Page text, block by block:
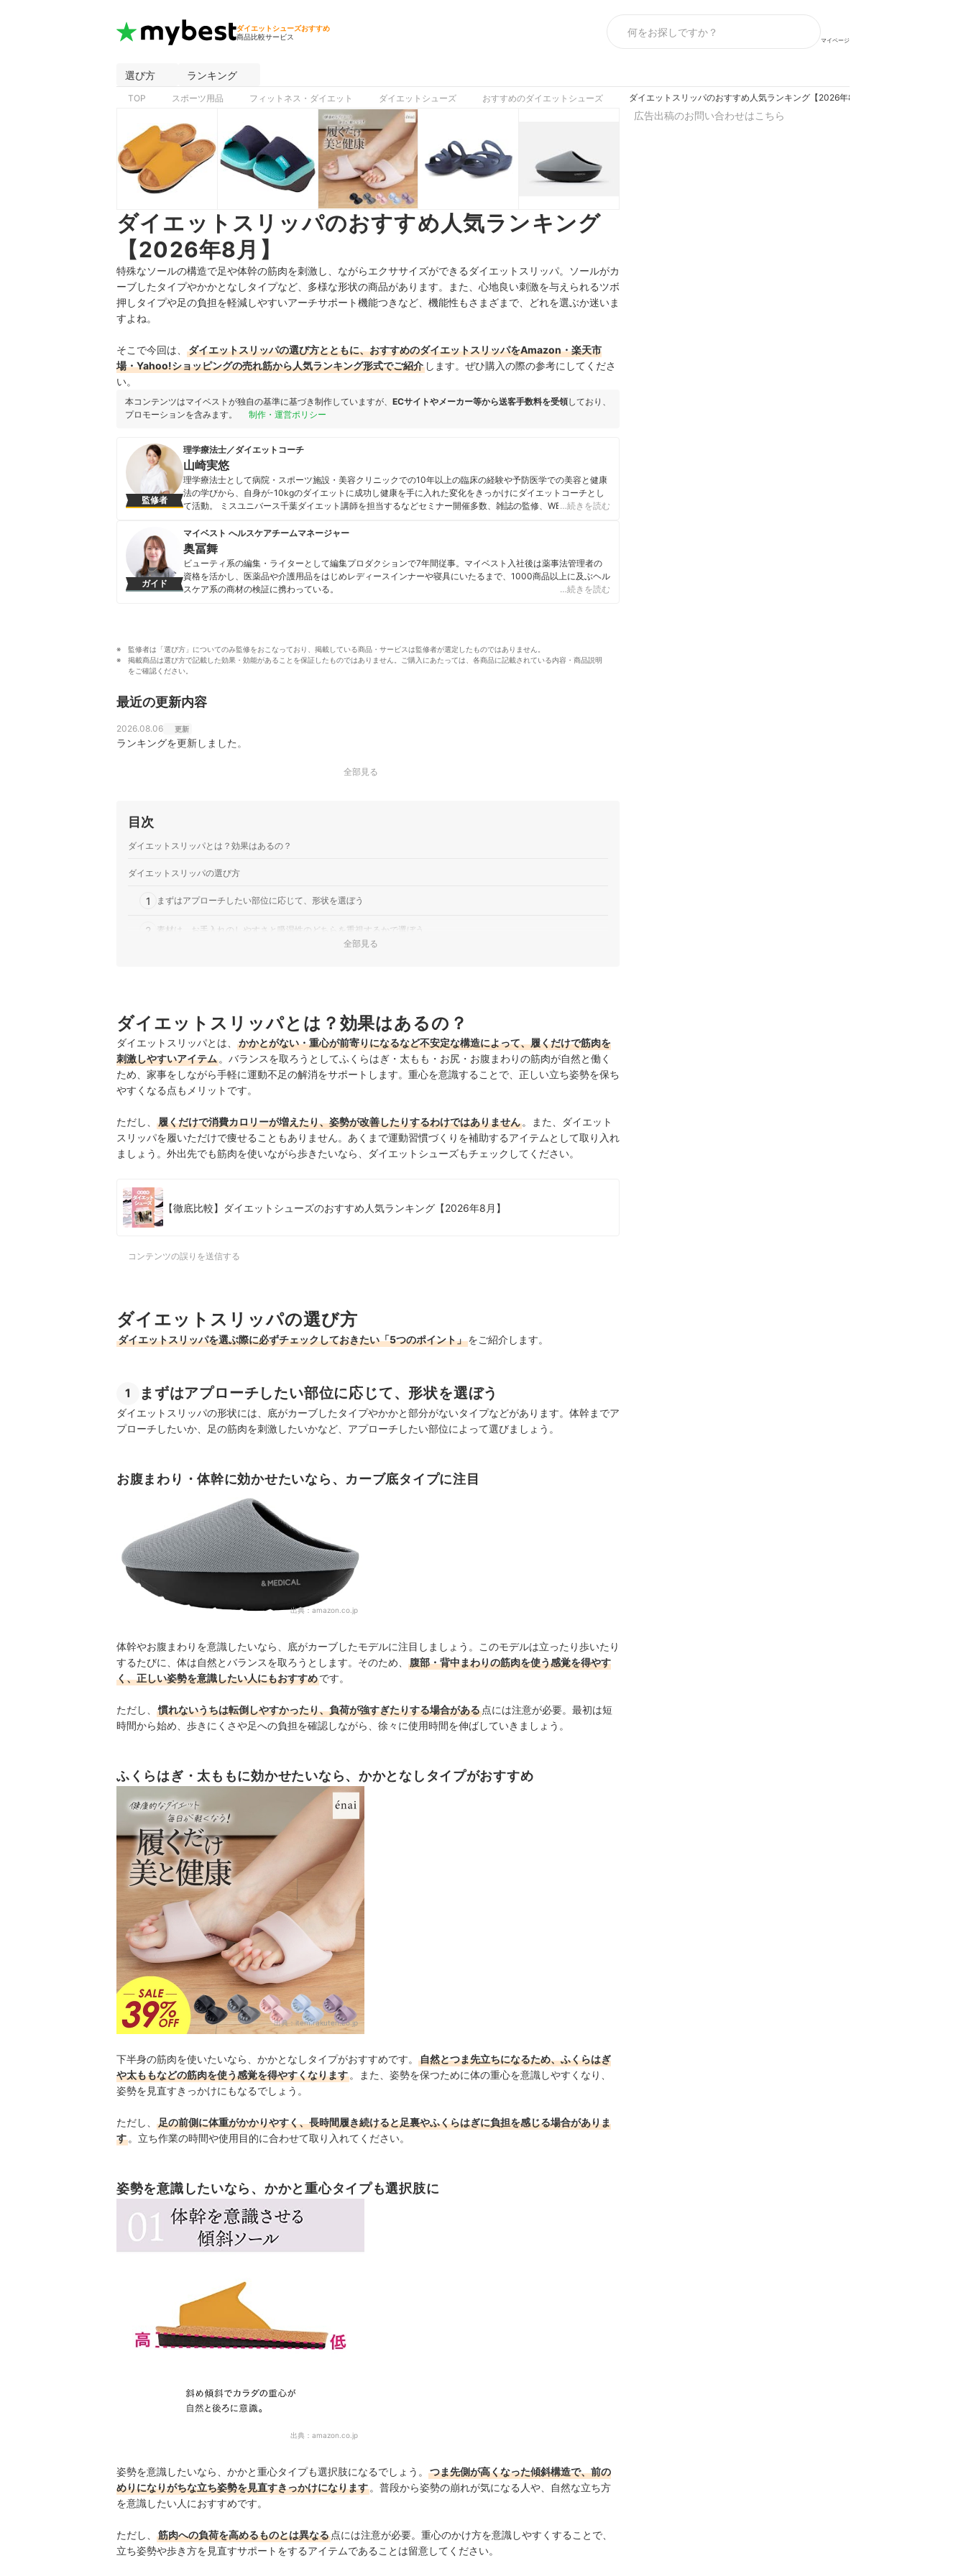
ダイエットシューズおすすめ
商品比較サービス
マイページ
選び方 ランキング
TOP スポーツ用品 フィットネス・ダイエット ダイエットシューズ おすすめのダイエットシューズ ダイエットスリッパのおすすめ人気ランキング【2026年8月】
ダイエットスリッパのおすすめ人気ランキング
【2026年8月】
特殊なソールの構造で足や体幹の筋肉を刺激し、ながらエクササイズができるダイエットスリッパ。ソールがカ
ーブしたタイプやかかとなしタイプなど、多様な形状の商品があります。また、心地良い刺激を与えられるツボ
押しタイプや足の負担を軽減しやすいアーチサポート機能つきなど、機能性もさまざまで、どれを選ぶか迷いま
すよね。
そこで今回は、
ダイエットスリッパの選び方とともに、おすすめのダイエットスリッパをAmazon・楽天市
場・Yahoo!ショッピングの売れ筋から人気ランキング形式でご紹介 します。ぜひ購入の際の参考にしてくださ
い。
本コンテンツはマイベストが独自の基準に基づき制作していますが、 ECサイトやメーカー等から送客手数料を受領しており、
プロモーションを含みます。
制作・運営ポリシー
監修者
理学療法士／ダイエットコーチ
山崎実悠
理学療法士として病院・スポーツ施設・美容クリニックでの10年以上の臨床の経験や予防医学での美容と健康
法の学びから、自身が-10kgのダイエットに成功し健康を手に入れた変化をきっかけにダイエットコーチとし
て活動。 ミスユニバース千葉ダイエット講師を担当するなどセミナー開催多数、雑誌の監修、WEB動画サイト
山崎実悠のプロフィール
…続きを読む
ガイド
マイベスト へルスケアチームマネージャー
奥冨舞
ビューティ系の編集・ライターとして編集プロダクションで7年間従事。マイベスト入社後は薬事法管理者の
資格を活かし、医薬品や介護用品をはじめレディースインナーや寝具にいたるまで、1000商品以上に及ぶヘル
スケア系の商材の検証に携わっている。
…続きを読む
監修者は「選び方」についてのみ監修をおこなっており、掲載している商品・サービスは監修者が選定したものではありません。
掲載商品は選び方で記載した効果・効能があることを保証したものではありません。ご購入にあたっては、各商品に記載されている内容・商品説明
をご確認ください。
最近の更新内容
2026.08.06 更新
ランキングを更新しました。
全部見る
目次
ダイエットスリッパとは？効果はあるの？
ダイエットスリッパの選び方
1 まずはアプローチしたい部位に応じて、形状を選ぼう
2 素材は、お手入れのしやすさと吸湿性のどちらを重視するかで選ぼう
5 毎日快適に使いたいなら、通気性が高いモデルにも注目しよう
ダイエットスリッパ全14商品おすすめ人気ランキング
ダイエットを意識している人は、以下のアイテムも要チェック
全部見る
ダイエットスリッパとは？効果はあるの？
ダイエットスリッパとは、
かかとがない・重心が前寄りになるなど不安定な構造によって、履くだけで筋肉を
刺激しやすいアイテム。バランスを取ろうとしてふくらはぎ・太もも・お尻・お腹まわりの筋肉が自然と働く
ため、家事をしながら手軽に運動不足の解消をサポートします。重心を意識することで、正しい立ち姿勢を保ち
やすくなる点もメリットです。
ただし、 履くだけで消費カロリーが増えたり、姿勢が改善したりするわけではありません。また、ダイエット
スリッパを履いただけで痩せることもありません。あくまで運動習慣づくりを補助するアイテムとして取り入れ
ましょう。外出先でも筋肉を使いながら歩きたいなら、ダイエットシューズもチェックしてください。
【徹底比較】ダイエットシューズのおすすめ人気ランキング【2026年8月】
コンテンツの誤りを送信する
ダイエットスリッパの選び方
ダイエットスリッパを選ぶ際に必ずチェックしておきたい「5つのポイント」をご紹介します。
1 まずはアプローチしたい部位に応じて、形状を選ぼう
ダイエットスリッパの形状には、底がカーブしたタイプやかかと部分がないタイプなどがあります。体幹までア
プローチしたいか、足の筋肉を刺激したいかなど、アプローチしたい部位によって選びましょう。
お腹まわり・体幹に効かせたいなら、カーブ底タイプに注目
出典： amazon.co.jp
体幹やお腹まわりを意識したいなら、底がカーブしたモデルに注目しましょう。このモデルは立ったり歩いたり
するたびに、体は自然とバランスを取ろうとします。そのため、
腹部・背中まわりの筋肉を使う感覚を得やす
く、正しい姿勢を意識したい人にもおすすめです。
ただし、 慣れないうちは転倒しやすかったり、負荷が強すぎたりする場合がある 点には注意が必要。最初は短
時間から始め、歩きにくさや足への負担を確認しながら、徐々に使用時間を伸ばしていきましょう。
ふくらはぎ・太ももに効かせたいなら、かかとなしタイプがおすすめ
出典： item.rakuten.co.jp
下半身の筋肉を使いたいなら、かかとなしタイプがおすすめです。
自然とつま先立ちになるため、ふくらはぎ
や太ももなどの筋肉を使う感覚を得やすくなります 。また、姿勢を保つために体の重心を意識しやすくなり、
姿勢を見直すきっかけにもなるでしょう。
ただし、
足の前側に体重がかかりやすく、長時間履き続けると足裏やふくらはぎに負担を感じる場合がありま
す 。立ち作業の時間や使用目的に合わせて取り入れてください。
姿勢を意識したいなら、かかと重心タイプも選択肢に
出典： amazon.co.jp
姿勢を意識したいなら、かかと重心タイプも選択肢になるでしょう。
つま先側が高くなった傾斜構造で、前の
めりになりがちな立ち姿勢を見直すきっかけになります 。普段から姿勢の崩れが気になる人や、自然な立ち方
を意識したい人におすすめです。
ただし、 筋肉への負荷を高めるものとは異なる 点には注意が必要。重心のかけ方を意識しやすくすることで、
立ち姿勢や歩き方を見直すサポートをするアイテムであることは留意してください。
広告出稿のお問い合わせはこちら